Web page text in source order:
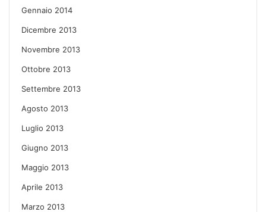
Gennaio 2014
Dicembre 2013
Novembre 2013
Ottobre 2013
Settembre 2013
Agosto 2013
Luglio 2013
Giugno 2013
Maggio 2013
Aprile 2013
Marzo 2013